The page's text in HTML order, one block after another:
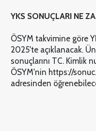
YKS SONUÇLARI NE
ÖSYM takvimine göre
2025'te açıklanacak.
sonuçlarını TC. Kimlik
ÖSYM'nin https://
adresinden